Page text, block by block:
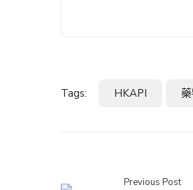
Tags: HKAPI
Previous Post